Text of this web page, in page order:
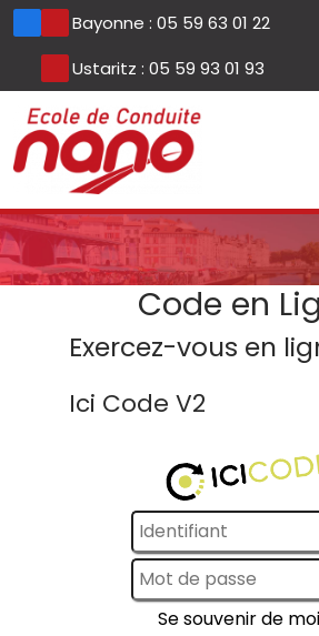
Panneau de gestion des cookies
Bayonne : 05 59 63 01 22
Ustaritz : 05 59 93 01 93
Code en
Exercez-vous en
Ici Code V2
Se souvenir de moi